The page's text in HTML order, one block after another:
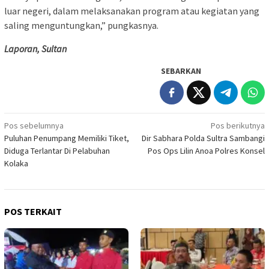
luar negeri, dalam melaksanakan program atau kegiatan yang
saling menguntungkan,” pungkasnya.
Laporan, Sultan
SEBARKAN
Navigasi
pos
Pos sebelumnya
Puluhan Penumpang Memiliki Tiket,
Diduga Terlantar Di Pelabuhan
Kolaka
Pos berikutnya
Dir Sabhara Polda Sultra Sambangi
Pos Ops Lilin Anoa Polres Konsel
POS TERKAIT